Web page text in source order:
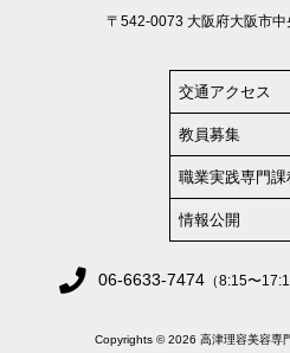
〒542-0073 大阪府大阪市
交通アクセス
教員募集
職業実践専門課
情報公開
06-6633-7474 （8:15〜
Copyrights © 2026 高津理容美容専